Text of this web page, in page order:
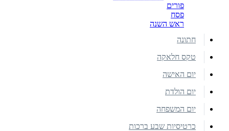
פורים
פסח
ראש השנה
חתונה
טקס חלאקה
יום האישה
יום הולדת
יום המשפחה
כרטיסיות שבע ברכות